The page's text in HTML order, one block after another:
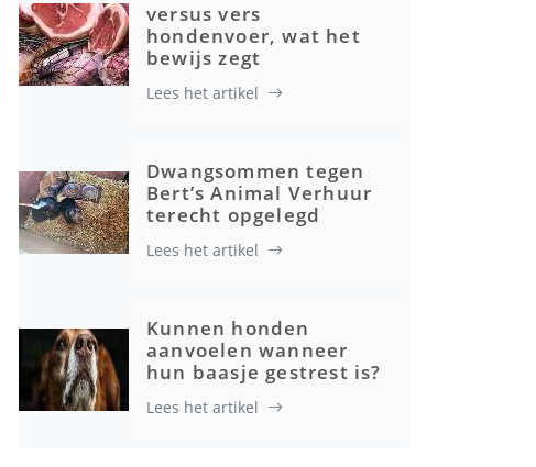
versus vers
hondenvoer, wat het
bewijs zegt
Lees het artikel
Dwangsommen tegen
Bert’s Animal Verhuur
terecht opgelegd
Lees het artikel
Kunnen honden
aanvoelen wanneer
hun baasje gestrest is?
Lees het artikel